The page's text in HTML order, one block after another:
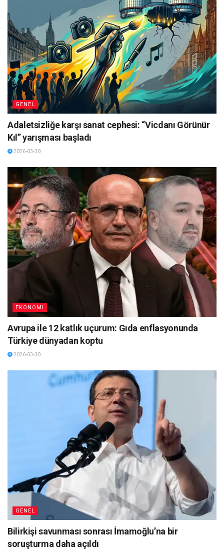
GENEL
Adaletsizliğe karşı sanat cephesi: “Vicdanı Görünür
Kıl” yarışması başladı
2026-03-30
EKONOMI
Avrupa ile 12 katlık uçurum: Gıda enflasyonunda
Türkiye dünyadan koptu
2026-03-30
GENEL
Bilirkişi savunması sonrası İmamoğlu’na bir
soruşturma daha açıldı